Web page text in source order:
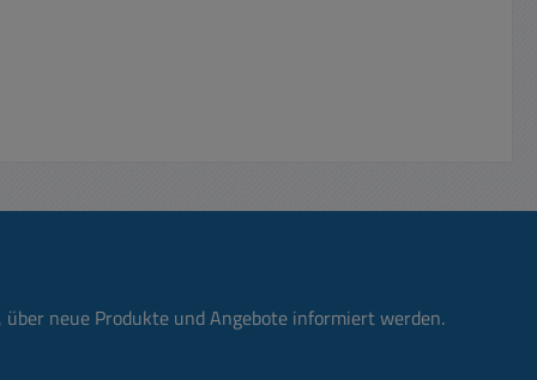
neue Produkte und Angebote informiert werden.